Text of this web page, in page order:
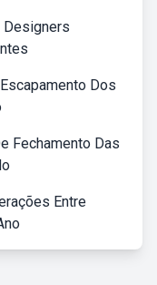
Designers
Dos
Fechamento Das
Entre